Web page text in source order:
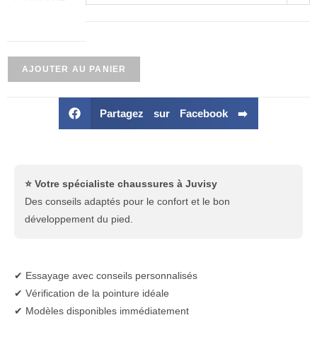
AJOUTER AU PANIER
Partagez sur Facebook ➡️
⭐ Votre spécialiste chaussures à Juvisy
Des conseils adaptés pour le confort et le bon
développement du pied.
✔ Essayage avec conseils personnalisés
✔ Vérification de la pointure idéale
✔ Modèles disponibles immédiatement